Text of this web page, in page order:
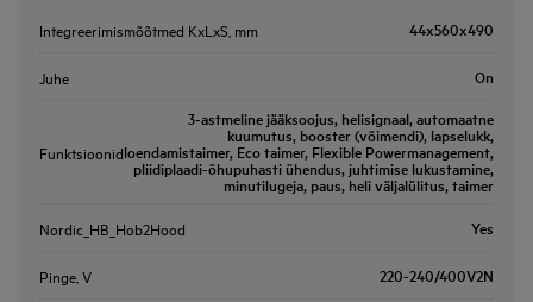
Integreerimismõõtmed KxLxS, mm 44x560x490
Juhe On
Funktsioonid
3-astmeline jääksoojus, helisignaal, automaatne
kuumutus, booster (võimendi), lapselukk,
loendamistaimer, Eco taimer, Flexible Powermanagement,
pliidiplaadi-õhupuhasti ühendus, juhtimise lukustamine,
minutilugeja, paus, heli väljalülitus, taimer
Nordic_HB_Hob2Hood Yes
Pinge, V 220-240/400V2N